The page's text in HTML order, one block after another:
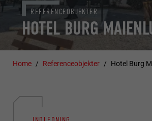
HOTEL BURG
REFERENCEOBJEKTER
Home Referenceobjekter Hotel Burg